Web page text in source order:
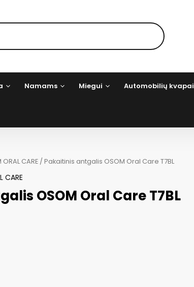
Namams Miegui Automobilių kvapai
ORAL CARE / Pakaitinis antgalis OSOM Oral Care T7BL
CARE
OSOM Oral Care T7BL